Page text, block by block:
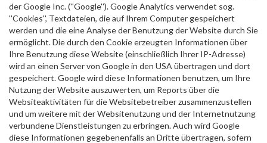
der Google Inc. (''Google''). Google Analytics verwendet sog.
''Cookies'', Textdateien, die auf Ihrem Computer gespeichert
werden und die eine Analyse der Benutzung der Website durch Sie
ermöglicht. Die durch den Cookie erzeugten Informationen über
Ihre Benutzung diese Website (einschließlich Ihrer IP-Adresse)
wird an einen Server von Google in den USA übertragen und dort
gespeichert. Google wird diese Informationen benutzen, um Ihre
Nutzung der Website auszuwerten, um Reports über die
Websiteaktivitäten für die Websitebetreiber zusammenzustellen
und um weitere mit der Websitenutzung und der Internetnutzung
verbundene Dienstleistungen zu erbringen. Auch wird Google
diese Informationen gegebenenfalls an Dritte übertragen, sofern